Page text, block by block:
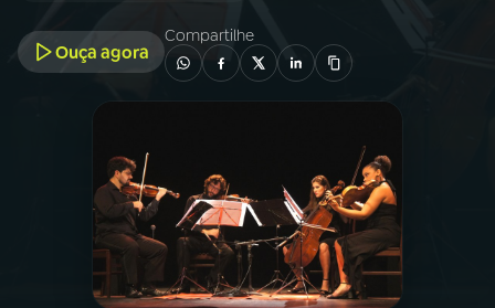
03PROGRAMAÇÃO
PODCASTS
VIDEOCASTS
Ouça agora
Compartilhe